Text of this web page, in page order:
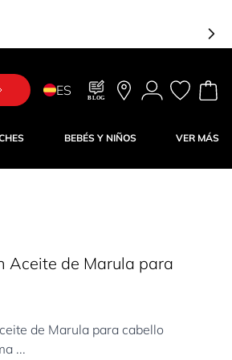
ES BLOG
BEBÉS Y NIÑOS VER MÁS
Aceite de Marula para
de Marula para cabello
...